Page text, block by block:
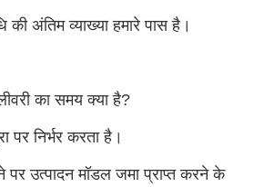
की अंतिम व्याख्या हमारे पास है।
का समय क्या है?
पर निर्भर करता है।
पर उत्पादन मॉडल जमा प्राप्त करने के